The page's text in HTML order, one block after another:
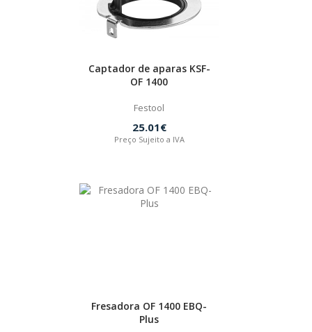
Captador de aparas KSF-
OF 1400
Festool
25.01€
Preço Sujeito a IVA
Fresadora OF 1400 EBQ-
Plus